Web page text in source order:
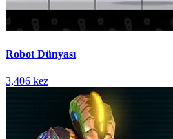
Robot Dünyası
3,406 kez